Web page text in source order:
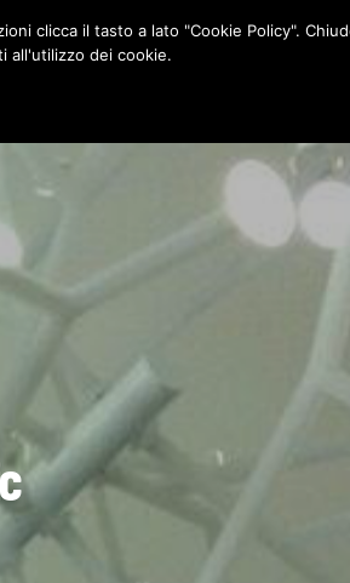
CONTATTI
clicca il tasto a lato "Cookie Policy".
all'utilizzo dei cookie.